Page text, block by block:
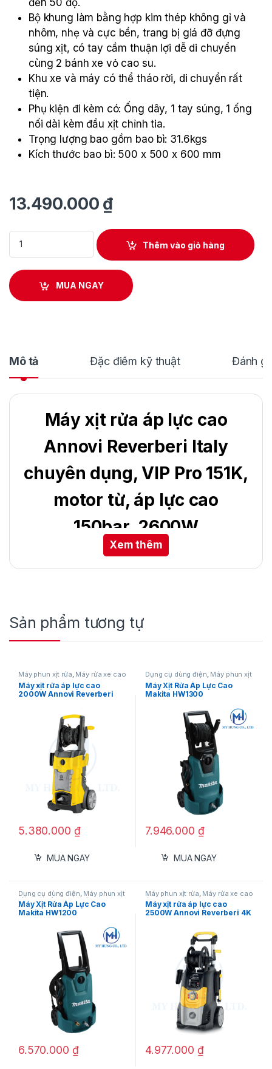
đến 50 độ.
Bộ khung làm bằng hợp kim thép không gỉ và
nhôm, nhẹ và cực bền, trang bị giá đỡ đựng
súng xịt, có tay cầm thuận lợi dễ di chuyển
cùng 2 bánh xe vỏ cao su.
Khu xe và máy có thể tháo rời, di chuyển rất
tiện.
Phụ kiện đi kèm có: Ống dây, 1 tay súng, 1 ống
nối dài kèm đầu xịt chỉnh tia.
Trọng lượng bao gồm bao bì: 31.6kgs
Kích thước bao bì: 500 x 500 x 600 mm
13.490.000 ₫
Máy xịt rửa áp lực cao Annovi Reverberi Italy chuyên dụng,
Thêm vào giỏ hàng
MUA NGAY
Mô tả Đặc điểm kỹ thuật Đánh
Máy xịt rửa áp lực cao
Annovi Reverberi Italy
chuyên dụng, VIP Pro 151K,
motor từ, áp lực cao
150bar, 2600W
Máy xịt rửa áp lực cao Annovi Reverberi Italy
VIP Pro 151K – lựa chọn chuyên dụng với motor
thời gian và công sức. Thiết kế hiện đại, hiệu
suất ổn định, phù hợp cho cả gia đình và công
Máy xịt rửa áp lực cao Annovi Reverberi Italy
VIP Pro 151K
Mục lục
Hiệu năng mạnh mẽ
Công nghệ tiên tiến
Tính tiện dụng & an toàn
Ứng dụng đa năng
Thông số kỹ thuật Máy xịt rửa áp lực
cao Annovi Reverberi Italy VIP Pro 151K
Xem thêm
Sản phẩm tương tự
Máy phun xịt rửa Máy rửa xe cao
áp
Máy xịt rửa áp lực cao
2000W Annovi Reverberi
5.380.000 ₫
MUA NGAY
Dụng cụ dùng điện Máy phun xịt
rửa,Máy rửa xe cao áp
Máy Xịt Rửa Áp Lực Cao
Makita HW1300
7.946.000 ₫
MUA NGAY
Dụng cụ dùng điện Máy phun xịt
rửa,Máy rửa xe cao áp
Máy Xịt Rửa Áp Lực Cao
Makita HW1200
6.570.000 ₫
Máy phun xịt rửa Máy rửa xe cao
áp
Máy xịt rửa áp lực cao
2500W Annovi Reverberi 4K
4.977.000 ₫